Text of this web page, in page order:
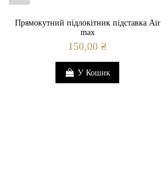
Прямокутний підлокітник підставка Air
max
150,00 ₴
У Кошик